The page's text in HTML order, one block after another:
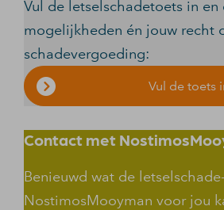
Vul de letselschadetoets in
mogelijkheden én jouw recht
schadevergoeding:
Vul de toets
Contact met
Benieuwd wat de
NostimosMooyman voor jou